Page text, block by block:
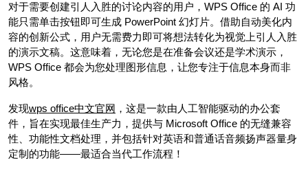
对于需要创建引人入胜的讨论内容的用户，WPS Office 的 AI 功
能只需单击按钮即可生成 PowerPoint 幻灯片。借助自动美化内
容的创新公式，用户无需费力即可将想法转化为视觉上引人入胜
的演示文稿。这意味着，无论您是在准备会议还是学术演示，
WPS Office 都会为您处理图形信息，让您专注于信息本身而非
风格。
发现wps office中文官网 ，这是一款由人工智能驱动的办公套
件，旨在实现最佳生产力，提供与 Microsoft Office 的无缝兼容
性、功能性文档处理，并包括针对英语和普通话音频扬声器量身
定制的功能——最适合当代工作流程！